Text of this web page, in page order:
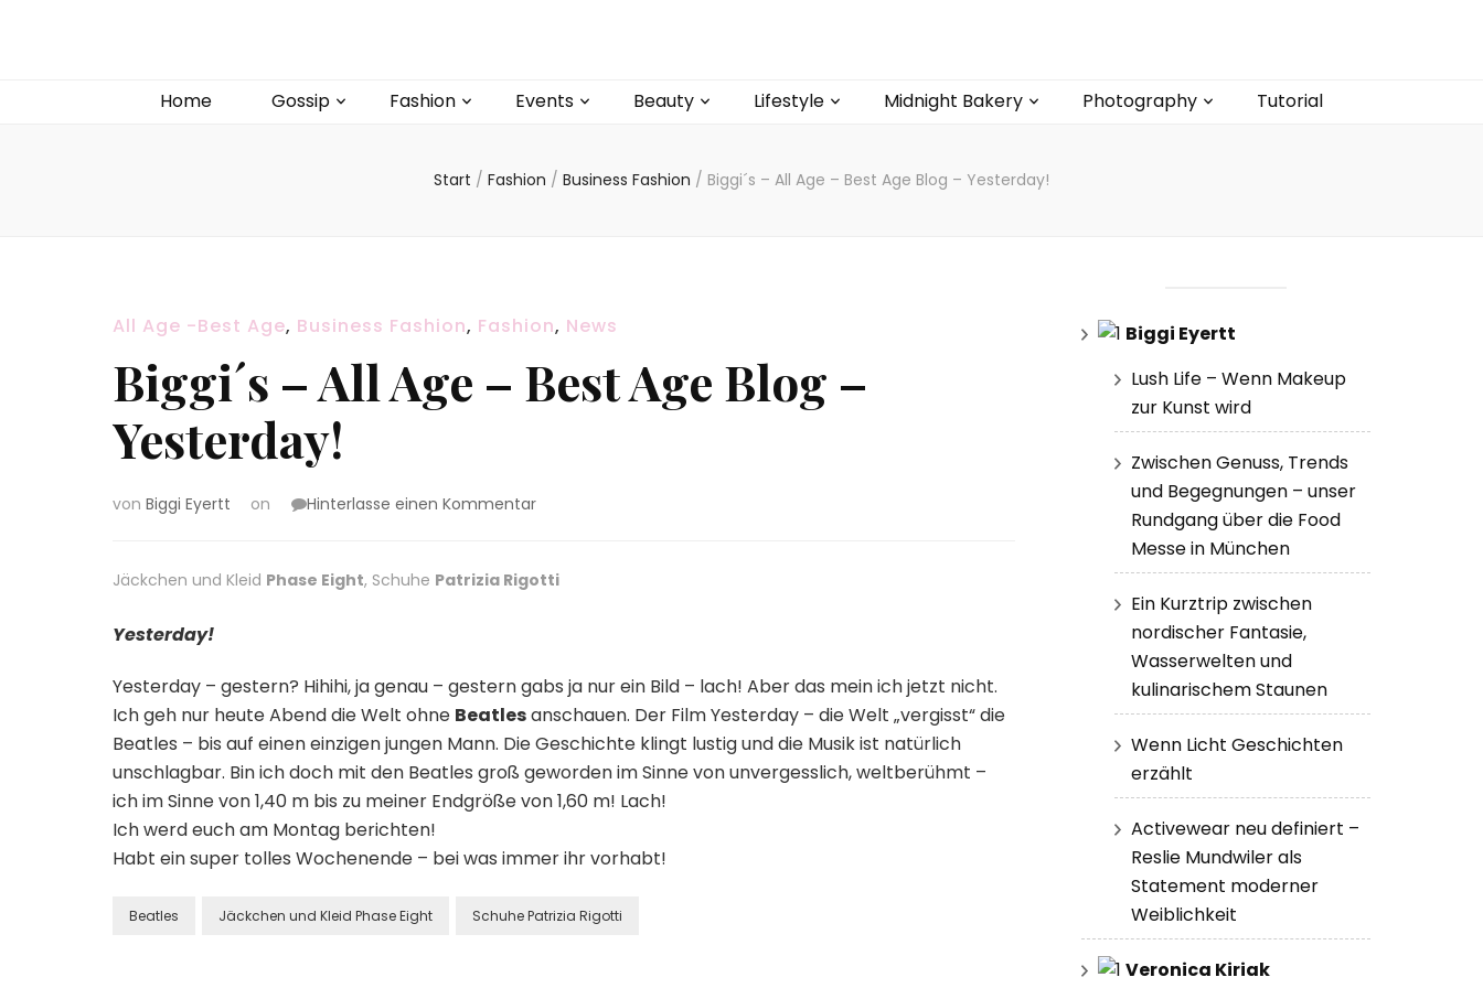
Home Gossip Fashion Events Beauty Lifestyle Midnight Bakery Photography Tutorial
Start / Fashion / Business Fashion / Biggi´s – All Age – Best Age Blog – Yesterday!
All Age -Best Age, Business Fashion, Fashion, News
Biggi´s – All Age – Best Age Blog –
Yesterday!
von Biggi Eyertt on Hinterlasse einen Kommentarzu
–
Age
Blog
–
Jäckchen und Kleid Phase Eight, Schuhe Patrizia Rigotti
Yesterday!
Yesterday – gestern? Hihihi, ja genau – gestern gabs ja nur ein Bild – lach! Aber das mein ich jetzt nicht.
Ich geh nur heute Abend die Welt ohne Beatlesanschauen. Der Film Yesterday – die Welt „vergisst“ die
Beatles – bis auf einen einzigen jungen Mann. Die Geschichte klingt lustig und die Musik ist natürlich
unschlagbar. Bin ich doch mit den Beatles groß geworden im Sinne von unvergesslich, weltberühmt –
ich im Sinne von 1,40 m bis zu meiner Endgröße von 1,60 m! Lach!
Ich werd euch am Montag berichten!
Habt ein super tolles Wochenende – bei was immer ihr vorhabt!
Beatles Jäckchen und Kleid Phase Eight Schuhe Patrizia Rigotti
Biggi Eyertt
Lush Life – Wenn Makeup
zur Kunst wird
Zwischen Genuss, Trends
und Begegnungen – unser
Rundgang über die Food
Messe in München
Ein Kurztrip zwischen
nordischer Fantasie,
Wasserwelten und
kulinarischem Staunen
Wenn Licht Geschichten
erzählt
Activewear neu definiert –
Reslie Mundwiler als
Statement moderner
Weiblichkeit
Veronica Kiriak